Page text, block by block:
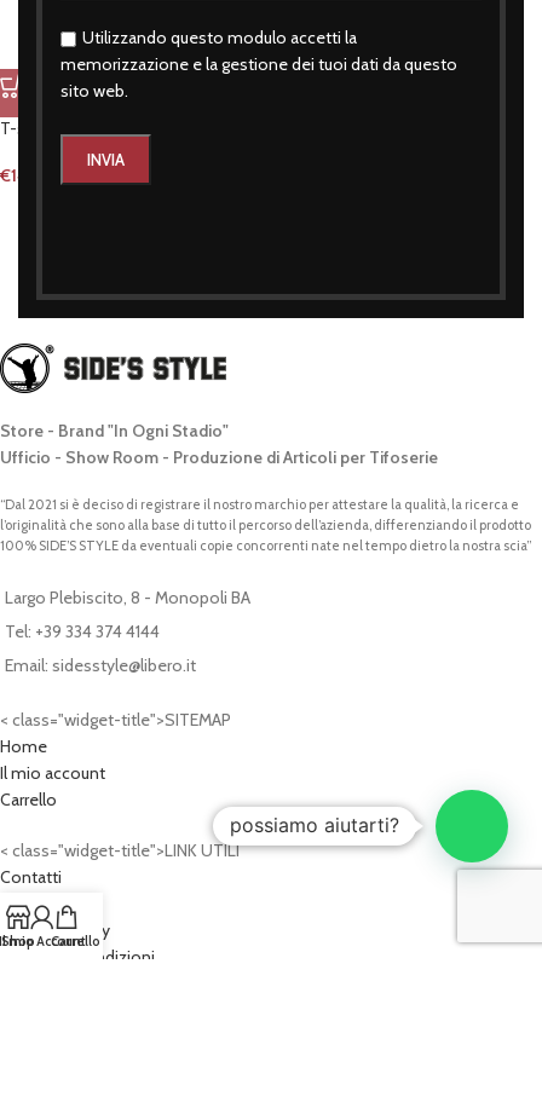
Utilizzando questo modulo accetti la
memorizzazione e la gestione dei tuoi dati da questo
sito web.
T-shirt eversiva passione nera
€14,90
Store - Brand "In Ogni Stadio"
Ufficio - Show Room - Produzione di Articoli per Tifoserie
“Dal 2021 si è deciso di registrare il nostro marchio per attestare la qualità, la ricerca e
l’originalità che sono alla base di tutto il percorso dell’azienda, differenziando il prodotto
100% SIDE’S STYLE da eventuali copie concorrenti nate nel tempo dietro la nostra scia”
Largo Plebiscito, 8 - Monopoli BA
Tel: +39 334 374 4144
Email: sidesstyle@libero.it
< class="widget-title">SITEMAP
Home
Il mio account
Carrello
< class="widget-title">LINK UTILI
Contatti
Privacy Policy
Cookies Policy
Termini e Condizioni
Shop
Il mio Account
Carrello
possiamo aiutarti?